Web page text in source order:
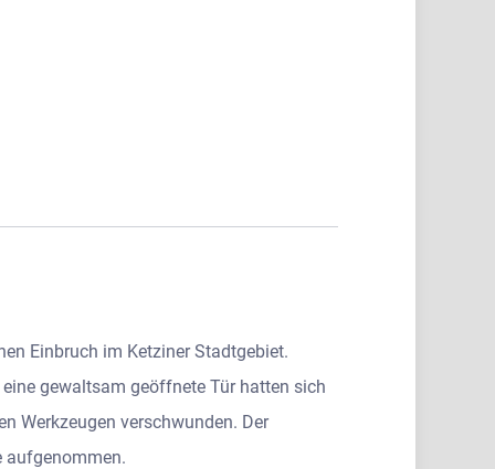
Einbruch im Ketziner Stadtgebiet.
gewaltsam geöffnete Tür hatten sich
Werkzeugen verschwunden. Der
aufgenommen.